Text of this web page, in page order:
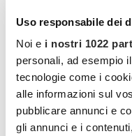
Uso responsabile dei
Noi e i nostri 1022
personali, ad esempio
tecnologie come i
alle informazioni sul
pubblicare annunci e
gli annunci e i
Data:
10 Marzo 2024
Ora:
11:00 - 12:00
LUOGO